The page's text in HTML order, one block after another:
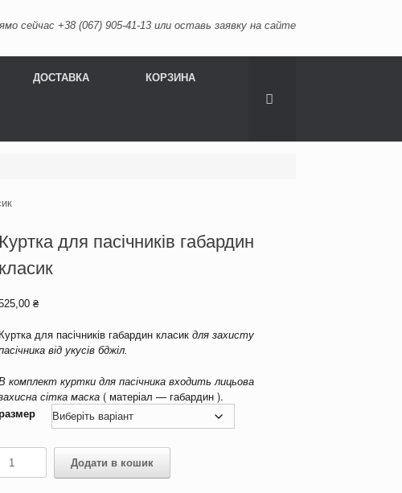
сейчас +38 (067) 905-41-13 или оставь заявку на сайте
ДОСТАВКА КОРЗИНА
Куртка для пасічників габардин
класик
₴
Куртка для пасічників габардин класикдля захисту
від укусів бджіл.
комплекткуртки для пасічника входить лицьова
сітка маска ( матеріал — габардин ).
для
Додати в кошик